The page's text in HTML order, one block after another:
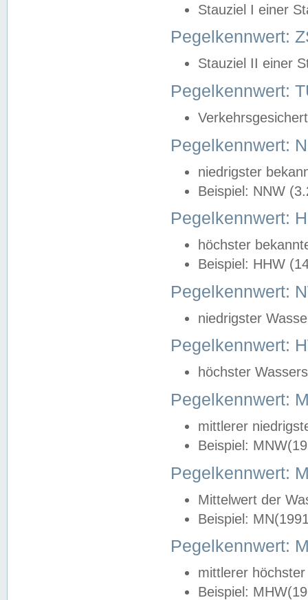
Stauziel I einer
Pegelkennwert:
Stauziel II einer
Pegelkennwert:
Pegelkennwert:
niedrigster
Beispiel: NNW
Pegelkennwert:
höchster
Beispiel: HHW
Pegelkennwert:
niedrigster
Pegelkennwert:
höchster
Pegelkennwert:
mittlerer
Beispiel:
Pegelkennwert:
Mittelwert der
Beispiel:
Pegelkennwert:
mittlerer
Beispiel: